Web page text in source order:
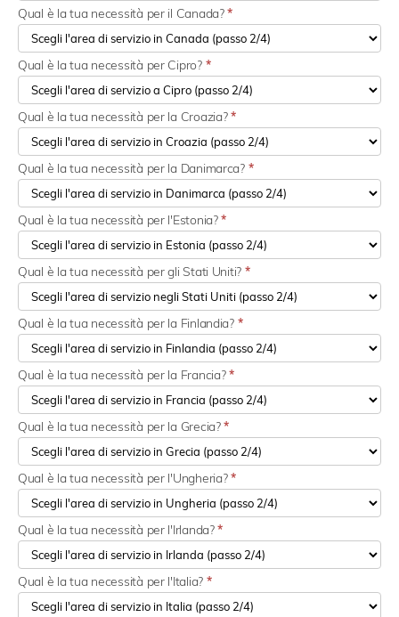
Qual è la tua necessità per il Canada?*
Qual è la tua necessità per Cipro? *
Qual è la tua necessità per la Croazia?*
Qual è la tua necessità per la Danimarca? *
Qual è la tua necessità per l'Estonia?*
Qual è la tua necessità per gli Stati Uniti? *
Qual è la tua necessità per la Finlandia? *
Qual è la tua necessità per la Francia?*
Qual è la tua necessità per la Grecia?*
Qual è la tua necessità per l'Ungheria?*
Qual è la tua necessità per l'Irlanda?*
Qual è la tua necessità per l'Italia? *